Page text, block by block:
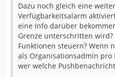
Dazu noch gleich eine
Verfügbarkeitsalarm
eine Info darüber
Grenze unterschritten
Funktionen steuern? Wenn
als Organisationsadmin pro
wer welche